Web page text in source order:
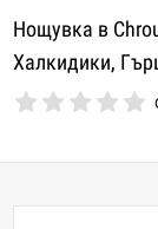
Нощувка в
Халкидики,